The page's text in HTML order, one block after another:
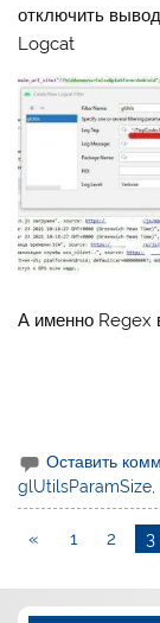
отключить
Logcat
А именно Regex
Оставить
glUtilsParamSize,
« 1 2 3